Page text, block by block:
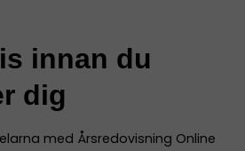
innan du
dig
med Årsredovisning Online